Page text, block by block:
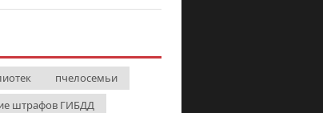
пчелосемьи
штрафов ГИБДД